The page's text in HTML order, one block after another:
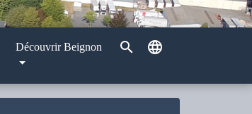
Découvrir Beignon search language